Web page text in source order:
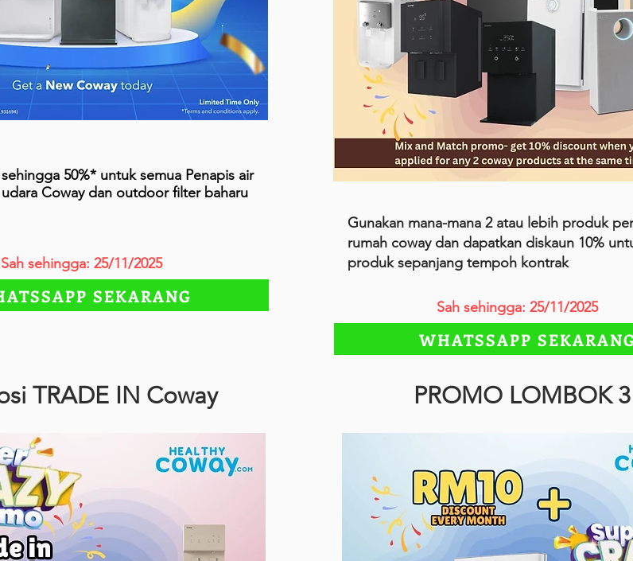
50%* untuk semua Penapis air
Coway dan outdoor filter baharu
Sah sehingga: 25/11/2025
SEKARANG
TRADE IN Coway
Gunakan mana-mana 2 atau lebih produk
rumah coway dan dapatkan diskaun 10%
produk sepanjang tempoh kontrak
Sah sehingga: 25/11/2025
WHATSSAPP
PROMO LOMBOK 3